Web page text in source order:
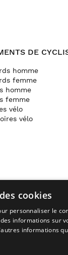
DE
homme
femme
homme
femme
vélo
vélo
cookies
personnaliser le
informations sur
informations